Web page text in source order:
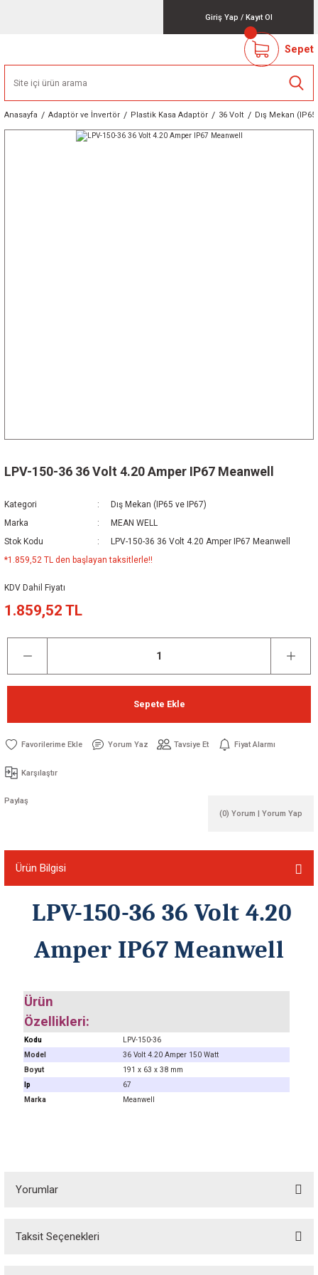
Giriş Yap / Kayıt Ol
Sepet
Anasayfa Adaptör ve İnvertör Plastik Kasa Adaptör 36 Volt Dış Mekan
LPV-150-36 36 Volt 4.20 Amper IP67 Meanwell
Kategori
Dış Mekan (IP65 ve IP67)
Marka
MEAN WELL
Stok Kodu
LPV-150-36 36 Volt 4.20 Amper IP67 Meanwell
*1.859,52 TL den başlayan taksitlerle!!
KDV Dahil Fiyatı
1.859,52 TL
Sepete Ekle
Yorum Yaz Tavsiye Et Fiyat Alarmı
Karşılaştır
Paylaş
(0) Yorum | Yorum Yap
Ürün Bilgisi
LPV-150-36 36 Volt 4.20
Amper IP67 Meanwell
Ürün
Özellikleri:
Kodu
LPV-150-36
Model
36 Volt 4.20 Amper 150 Watt
Boyut
191 x 63 x 38 mm
Ip
67
Marka
Meanwell
Yorumlar
Taksit Seçenekleri